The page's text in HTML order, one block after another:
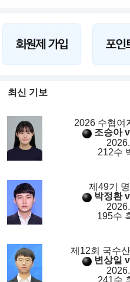
최신 기보
2026 수협여
조승아
212수
제49기
박정환
195수
제12회 국수
변상일
241수